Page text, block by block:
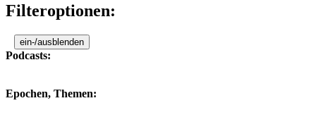
Filteroptionen:
ein-/ausblenden
Podcasts:
Epochen, Themen: